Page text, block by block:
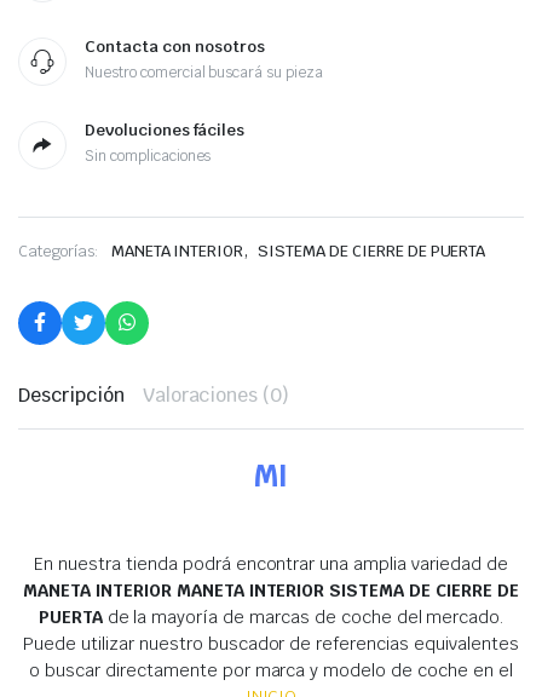
Contacta con nosotros
Nuestro comercial buscará su pieza
Devoluciones fáciles
Sin complicaciones
Categorías: MANETA INTERIOR, SISTEMA DE CIERRE DE PUERTA
Descripción Valoraciones (0)
MI
En nuestra tienda podrá encontrar una amplia variedad de
MANETA INTERIOR MANETA INTERIOR SISTEMA DE CIERRE DE
PUERTAde la mayoría de marcas de coche del mercado.
Puede utilizar nuestro buscador de referencias equivalentes
o buscar directamente por marca y modelo de coche en el